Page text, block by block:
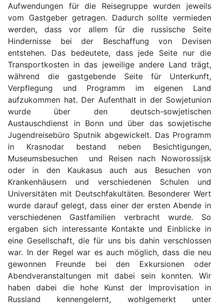
Aufwendungen für die Reisegruppe wurden jeweils
vom Gastgeber getragen. Dadurch sollte vermieden
werden, dass vor allem für die russische Seite
Hindernisse bei der Beschaffung von Devisen
entstehen. Das bedeutete, dass jede Seite nur die
Transportkosten in das jeweilige andere Land trägt,
während die gastgebende Seite für Unterkunft,
Verpflegung und Programm im eigenen Land
aufzukommen hat. Der Aufenthalt in der Sowjetunion
wurde über den deutsch-sowjetischen
Austauschdienst in Bonn und über das sowjetische
Jugendreisebüro Sputnik abgewickelt. Das Programm
in Krasnodar bestand neben Besichtigungen,
Museumsbesuchen und Reisen nach Noworossijsk
oder in den Kaukasus auch aus Besuchen von
Krankenhäusern und verschiedenen Schulen und
Universitäten mit Deutschfakultäten. Besonderer Wert
wurde darauf gelegt, dass einer der ersten Abende in
verschiedenen Gastfamilien verbracht wurde. So
ergaben sich interessante Kontakte und Einblicke in
eine Gesellschaft, die für uns bis dahin verschlossen
war. In der Regel war es auch möglich, dass die neu
gewonnen Freunde bei den Exkursionen oder
Abendveranstaltungen mit dabei sein konnten. Wir
haben dabei die hohe Kunst der Improvisation in
Russland kennengelernt, wohlgemerkt unter